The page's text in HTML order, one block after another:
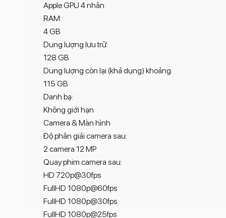
Apple GPU 4 nhân
RAM:
4 GB
Dung lượng lưu trữ:
128 GB
Dung lượng còn lại (khả dụng) khoảng:
115 GB
Danh bạ:
Không giới hạn
Camera & Màn hình
Độ phân giải camera sau:
2 camera 12 MP
Quay phim camera sau:
HD 720p@30fps
FullHD 1080p@60fps
FullHD 1080p@30fps
FullHD 1080p@25fps